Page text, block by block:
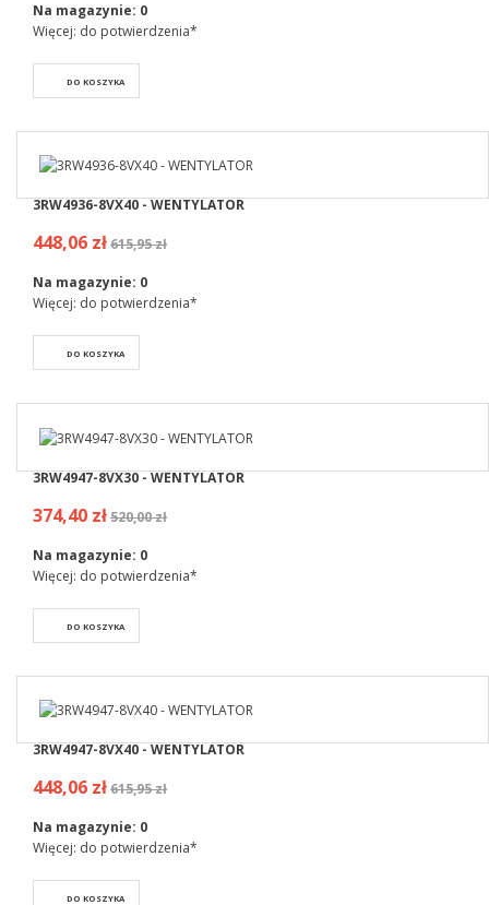
Na magazynie: 0
Więcej: do potwierdzenia*
DO KOSZYKA
3RW4936-8VX40 - WENTYLATOR
448,06 zł615,95 zł
Na magazynie: 0
Więcej: do potwierdzenia*
DO KOSZYKA
3RW4947-8VX30 - WENTYLATOR
374,40 zł520,00 zł
Na magazynie: 0
Więcej: do potwierdzenia*
DO KOSZYKA
3RW4947-8VX40 - WENTYLATOR
448,06 zł615,95 zł
Na magazynie: 0
Więcej: do potwierdzenia*
DO KOSZYKA